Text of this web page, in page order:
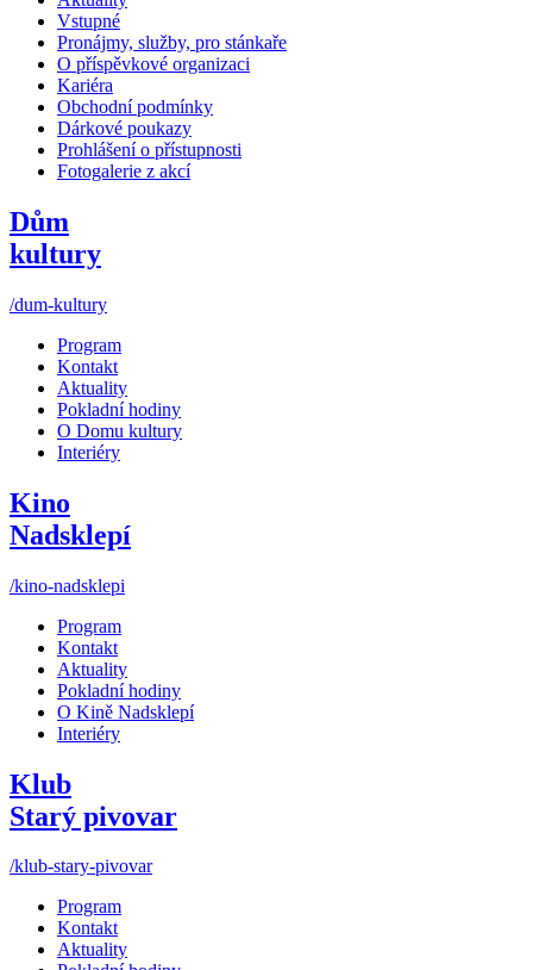
Vstupné
Pronájmy, služby, pro stánkaře
O příspěvkové organizaci
Kariéra
Obchodní podmínky
Dárkové poukazy
Prohlášení o přístupnosti
Fotogalerie z akcí
Dům
kultury
/dum-kultury
Program
Kontakt
Aktuality
Pokladní hodiny
O Domu kultury
Interiéry
Kino
Nadsklepí
/kino-nadsklepi
Program
Kontakt
Aktuality
Pokladní hodiny
O Kině Nadsklepí
Interiéry
Klub
Starý pivovar
/klub-stary-pivovar
Program
Kontakt
Aktuality